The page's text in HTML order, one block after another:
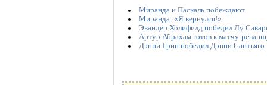
Миранда и Паскаль побеждают
Миранда: «Я вернулся!»
Эвандер Холифилд победил Лу
Артур Абрахам готов к матчу-
Дэнни Грин победил Дэнни Сантьяго